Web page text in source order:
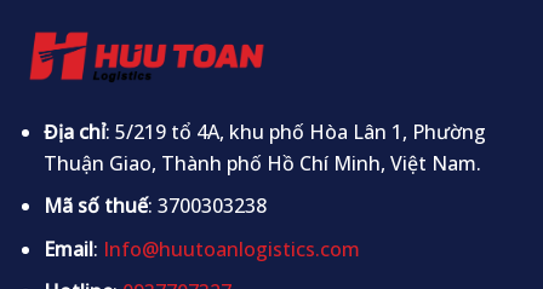
Địa chỉ: 5/219 tổ 4A, khu phố Hòa Lân 1, Phường
Thuận Giao, Thành phố Hồ Chí Minh, Việt Nam.
Mã số thuế: 3700303238
Email: Info@huutoanlogistics.com